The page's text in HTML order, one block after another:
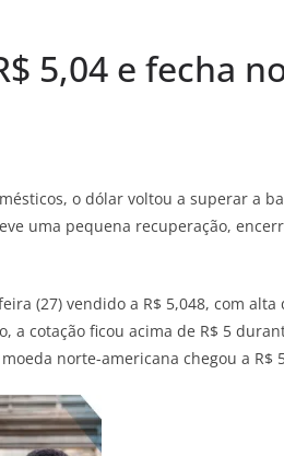
5,04 e fecha
o dólar voltou a superar a
uma pequena recuperação,
(27) vendido a R$ 5,048, com alta
a cotação ficou acima de R$ 5
norte-americana chegou a R$